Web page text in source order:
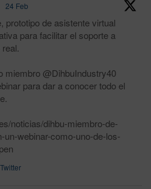
24 Feb
prototipo de asistente virtual
para facilitar el soporte a
miembro @DihbuIndustry40
para dar a conocer todo el
noticias/dihbu-miembro-de-
un-webinar-como-uno-de-los-
Twitter